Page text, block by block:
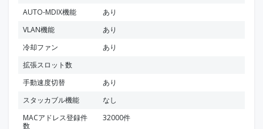
AUTO-MDIX機能
あり
VLAN機能
あり
冷却ファン
あり
拡張スロット数
手動速度切替
あり
スタッカブル機能
なし
MACアドレス登録件
数
32000件